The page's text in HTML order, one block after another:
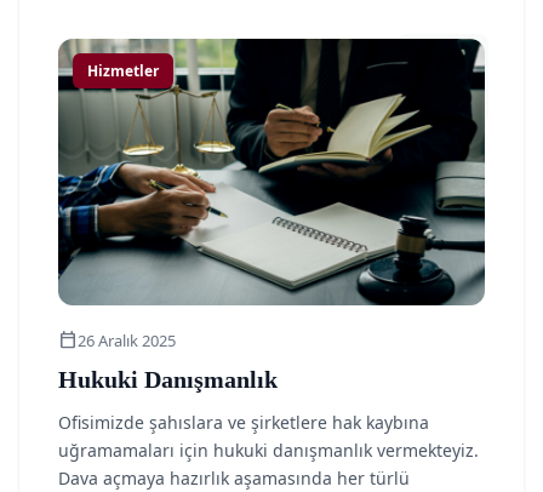
article
Hizmetler
calendar_today26 Aralık 2025
Hukuki Danışmanlık
Ofisimizde şahıslara ve şirketlere hak kaybına
uğramamaları için hukuki danışmanlık vermekteyiz.
Dava açmaya hazırlık aşamasında her türlü